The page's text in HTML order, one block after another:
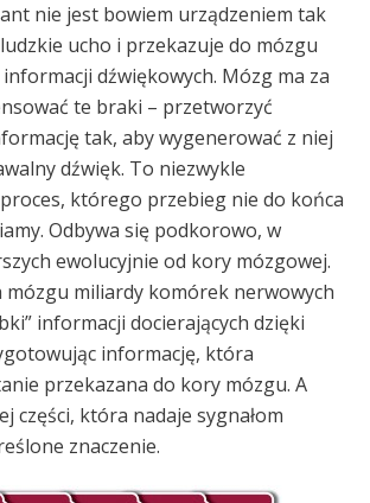
nie jest bowiem urządzeniem tak
ucho i przekazuje do mózgu
dźwiękowych. Mózg ma za
te braki – przetworzyć
tak, aby wygenerować z niej
dźwięk. To niezwykle
którego przebieg nie do końca
Odbywa się podkorowo, w
ewolucyjnie od kory mózgowej.
mózgu miliardy komórek nerwowych
informacji docierających dzięki
informację, która
przekazana do kory mózgu. A
części, która nadaje sygnałom
znaczenie.